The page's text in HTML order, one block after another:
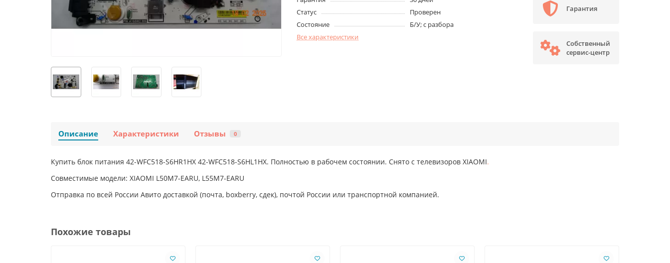
Статус
Проверен
Состояние
Б/У; с разбора
Все характеристики
Гарантия
Собственный
сервис-центр
Описание Характеристики Отзывы 0
Купить блок питания 42-WFC518-S6HR1HX 42-WFC518-S6HL1HX. Полностью в рабочем состоянии. Снято с телевизоров XIAOMI.
Совместимые модели: XIAOMI L50M7-EARU, L55M7-EARU
Отправка по всей России Авито доставкой (почта, boxberry, сдек), почтой России или транспортной компанией.
Похожие товары